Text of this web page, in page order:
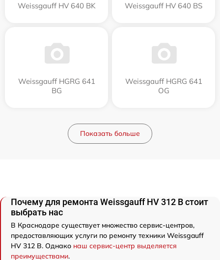
Weissgauff HV 640 BK Weissgauff HV 640 BS
Weissgauff HGRG 641
BG
Weissgauff HGRG 641
OG
Показать больше
Почему для ремонта Weissgauff HV 312 B стоит
выбрать нас
В Краснодаре существует множество сервис-центров,
предоставляющих услуги по ремонту техники Weissgauff
HV 312 B. Однако наш сервис-центр выделяется
преимуществами.